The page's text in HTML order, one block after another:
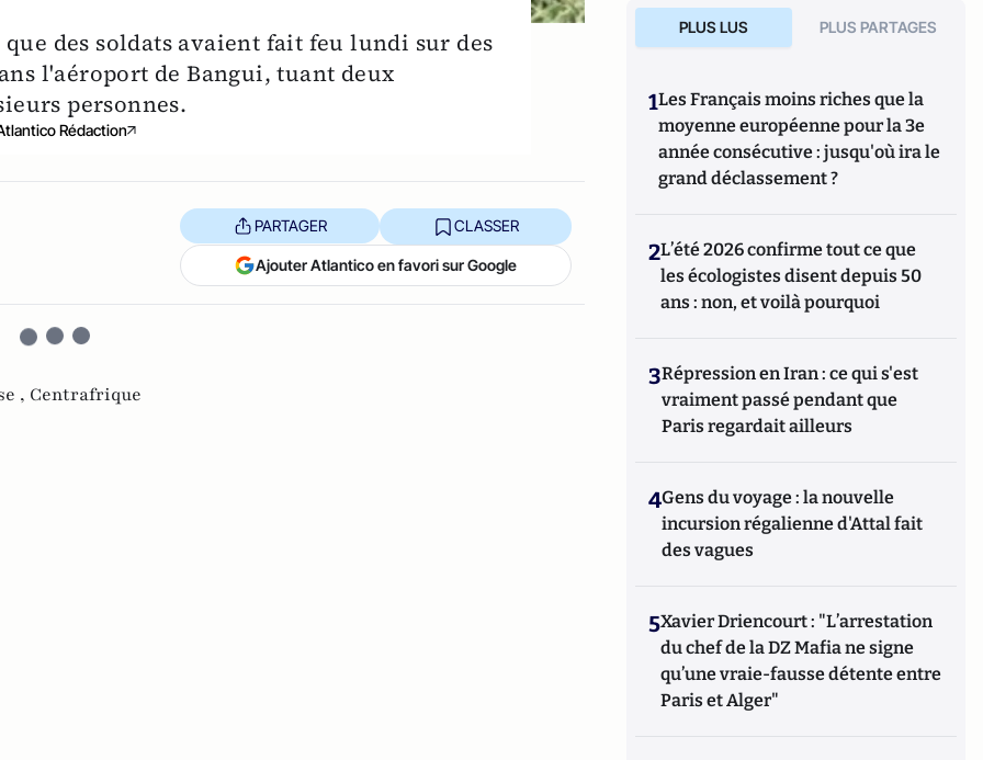
des soldats avaient fait feu lundi sur des
l'aéroport de Bangui, tuant deux
personnes.
Rédaction
PARTAGER CLASSER
Ajouter Atlantico en favori sur Google
, Centrafrique
PLUS LUS PLUS PARTAGES
1Les Français moins riches que la
moyenne européenne pour la 3e
année consécutive : jusqu'où ira le
grand déclassement ?
2L’été 2026 confirme tout ce que
les écologistes disent depuis 50
ans : non, et voilà pourquoi
3Répression en Iran : ce qui s'est
vraiment passé pendant que
Paris regardait ailleurs
4Gens du voyage : la nouvelle
incursion régalienne d'Attal fait
des vagues
5Xavier Driencourt : "L’arrestation
du chef de la DZ Mafia ne signe
qu’une vraie-fausse détente entre
Paris et Alger"